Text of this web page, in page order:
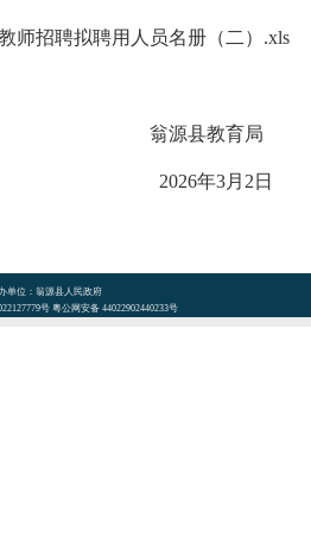
师招聘拟聘用人员名册（二）.xls
翁源县教育局
2026年3月2日
单位：翁源县人民政府
号 粤公网安备 44022902440233号